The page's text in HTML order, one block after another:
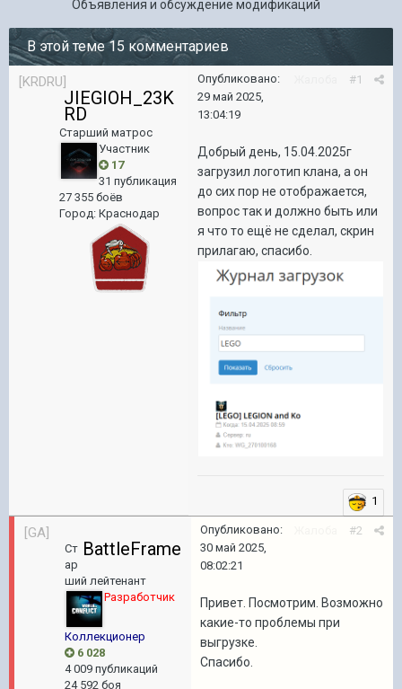
Объявления и обсуждение модификаций
В этой теме 15 комментариев
[KRDRU]
JIEGIOH_23K
RD
Старший матрос
Участник
17
31 публикация
27 355 боёв
Город: Краснодар
#1
Опубликовано:
29 май 2025,
13:04:19
Добрый день, 15.04.2025г
загрузил логотип клана, а он
до сих пор не отображается,
вопрос так и должно быть или
я что то ещё не сделал, скрин
прилагаю, спасибо.
1
[GA]
BattleFrame
Ст
ар
ший лейтенант
Разработчик
Коллекционер
6 028
4 009 публикаций
24 592 боя
#2
Опубликовано:
30 май 2025,
08:02:21
Привет. Посмотрим. Возможно
какие-то проблемы при
выгрузке.
Спасибо.